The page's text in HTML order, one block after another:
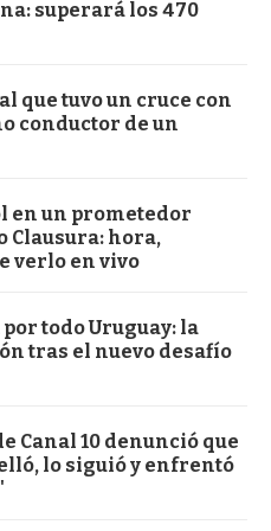
superará los 470
que tuvo un cruce con
conductor de un
en un prometedor
Clausura: hora,
verlo en vivo
todo Uruguay: la
tras el nuevo desafío
Canal 10 denunció que
lo siguió y enfrentó